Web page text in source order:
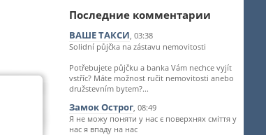
Последние комментарии
ВАШЕ ТАКСИ, 03:38
Solidní půjčka na zástavu nemovitosti
Potřebujete půjčku a banka Vám nechce vyjít
vstříc? Máte možnost ručit nemovitosti anebo
družstevním bytem?...
Замок Острог, 08:49
Я не можу поняти у нас є поверхнях сміття у
нас я впаду на нас